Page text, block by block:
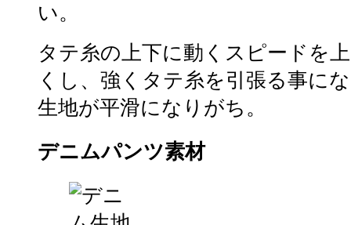
い。
タテ糸の上下に動くスピードを
くし、強くタテ糸を引張る事に
生地が平滑になりがち。
デニムパンツ素材